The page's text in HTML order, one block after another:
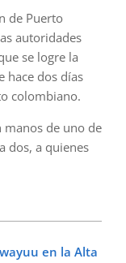
de Puerto
autoridades
se logre la
hace dos días
colombiano.
manos de uno de
dos, a quienes
wayuu en la Alta